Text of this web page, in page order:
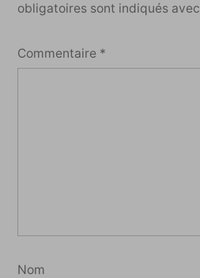
obligatoires sont indiqués avec
Commentaire *
Nom